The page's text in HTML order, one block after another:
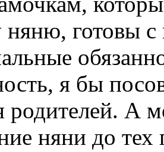
няню, готовы с
я бы
родителей. А
няни до тех